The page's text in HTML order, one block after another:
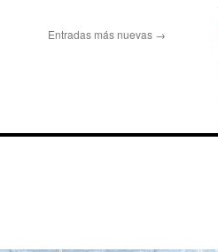
Entradas más nuevas →